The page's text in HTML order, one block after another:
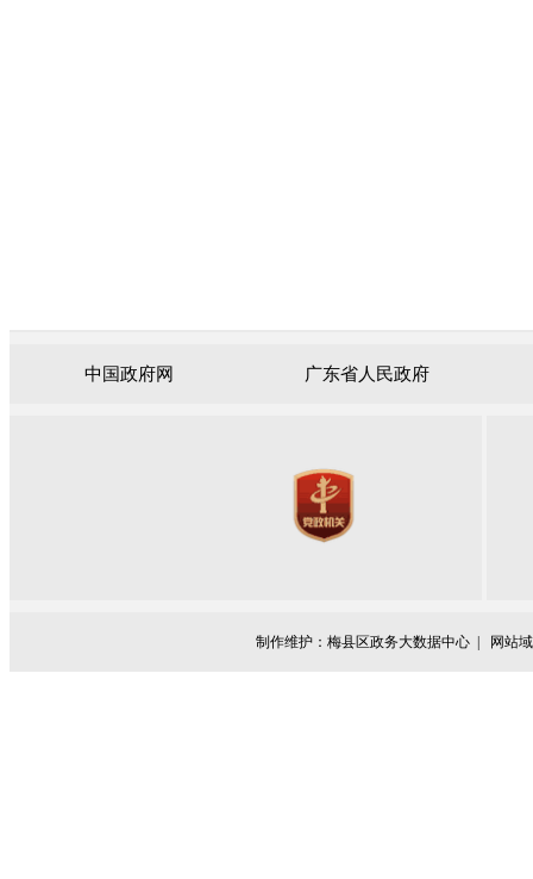
中国政府网 广东省人民政府
制作维护：梅县区政务大数据中心 | 网站